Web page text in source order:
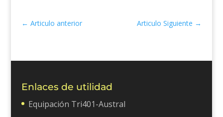
← Articulo anterior Articulo Siguiente →
Enlaces de utilidad
Equipación Tri401-Austral